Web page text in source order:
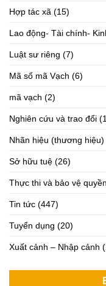
Hợp tác xã (15)
Lao động- Tài chính-
Luật sư riêng (7)
Mã số mã Vạch (6)
mã vạch (2)
Nghiên cứu và trao đổi
Nhãn hiệu (thương hiệu)
Sở hữu tuệ (26)
Thực thi và bảo vệ
Tin tức (447)
Tuyển dụng (20)
Xuất cảnh – Nhập cảnh